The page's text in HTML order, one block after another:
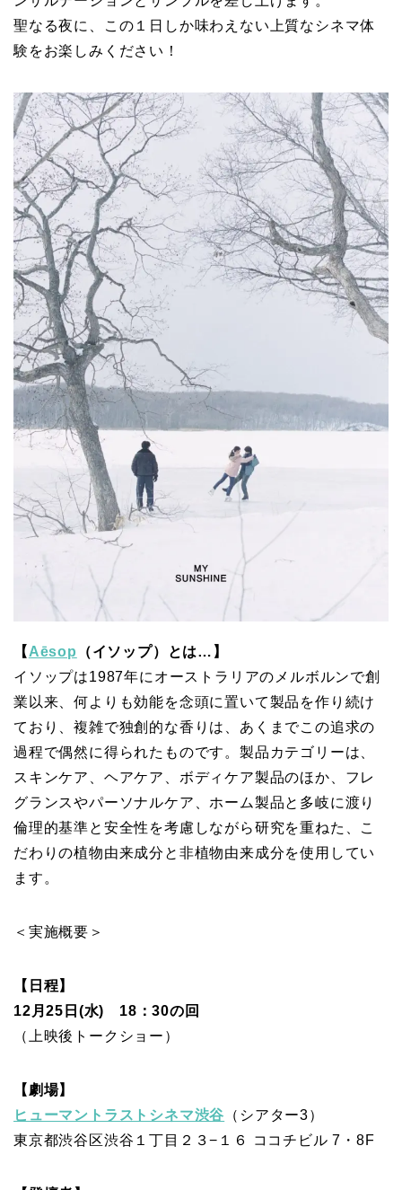
聖なる夜に、この１日しか味わえない上質なシネマ体
験をお楽しみください！
【 Aēsop
（イソップ）とは…】
イソップは1987年にオーストラリアのメルボルンで創
業以来、何よりも効能を念頭に置いて製品を作り続け
ており、複雑で独創的な香りは、あくまでこの追求の
過程で偶然に得られたものです。製品カテゴリーは、
スキンケア、ヘアケア、ボディケア製品のほか、フレ
グランスやパーソナルケア、ホーム製品と多岐に渡り
倫理的基準と安全性を考慮しながら研究を重ねた、こ
だわりの植物由来成分と非植物由来成分を使用してい
ます。
＜実施概要＞
【日程】
12月25日(水) 18：30の回
（上映後トークショー）
【劇場】
ヒューマントラストシネマ渋谷 （シアター3）
東京都渋谷区渋谷１丁目２３−１６ ココチビル 7・8F